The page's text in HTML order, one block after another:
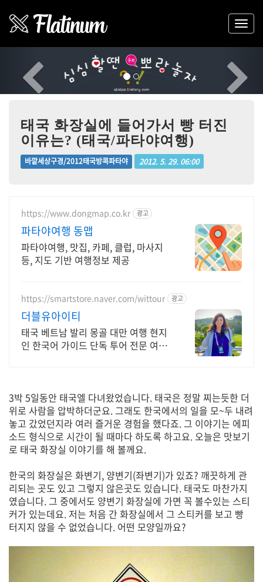
태국 화장실에 들어가서 빵 터진
이유는? (태국/파타야여행)
바깥세상구경/2012태국방콕파타야 2012. 5. 29. 06:00
https://www.dongmap.co.kr 광고
파타야여행 동맵
파타야여행, 맛집, 카페, 클럽, 마사지
등, 지도 기반 여행정보 제공
https://smartstore.naver.com/wittour 광고
더블유아이티
태국 베트남 발리 몽골 대만 여행 현지
인 한국어 가이드 단독 투어 전문 여행
3박 5일동안 태국엘 다녀왔었습니다. 태국은 정말 찌는듯한 더
위로 사람을 압박하더군요. 그래도 한국에서의 일을 모~두 내려
놓고 갔었던지라 여러 즐거운 경험을 했다죠. 그 이야기는 에피
소드 형식으로 시간이 될 때마다 하도록 하고요. 오늘은 맛보기
로 태국 화장실 이야기를 해 볼께요.
한국의 화장실은 화변기, 양변기(좌변기)가 있죠? 깨끗하게 관
리되는 곳도 있고 그렇지 않은곳도 있습니다. 태국도 마찬가지
였습니다. 그 중에서도 양변기 화장실에 가면 꼭 볼수있는 스티
커가 있는데요. 저는 처음 간 화장실에서 그 스티커를 보고 빵
터지지 않을 수 없었습니다. 어떤 모양일까요?